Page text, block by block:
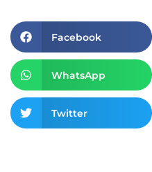
Facebook
WhatsApp
Twitter